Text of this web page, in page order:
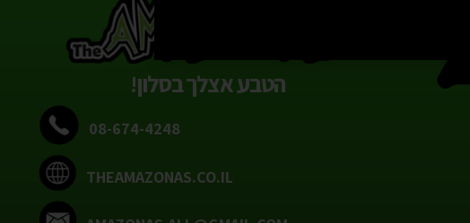
הטבע אצלך בסלון!
08-674-4248
THEAMAZONAS.CO.IL